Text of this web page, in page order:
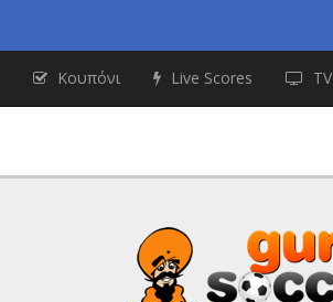
Κουπόνι Live Scores TV